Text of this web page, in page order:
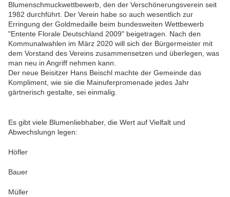
Blumenschmuckwettbewerb, den der Verschönerungsverein seit
1982 durchführt. Der Verein habe so auch wesentlich zur
Erringung der Goldmedaille beim bundesweiten Wettbewerb
"Entente Florale Deutschland 2009" beigetragen. Nach den
Kommunalwahlen im März 2020 will sich der Bürgermeister mit
dem Vorstand des Vereins zusammensetzen und überlegen, was
man neu in Angriff nehmen kann.
Der neue Beisitzer Hans Beischl machte der Gemeinde das
Kompliment, wie sie die Mainuferpromenade jedes Jahr
gärtnerisch gestalte, sei einmalig.
Es gibt viele Blumenliebhaber, die Wert auf Vielfalt und
Abwechslungn legen:
Höfler
Bauer
Müller